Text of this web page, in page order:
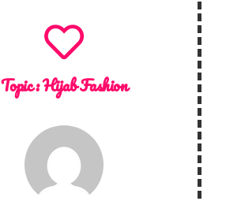
Topic :Hijab Fashion